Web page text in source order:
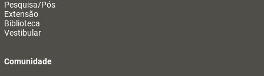
Pesquisa/Pós
Extensão
Biblioteca
Vestibular
Comunidade